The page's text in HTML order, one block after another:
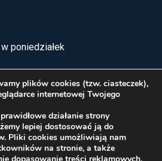
poniedziałek
plików cookies (tzw. ciasteczek),
internetowej Twojego
działanie strony
lepiej dostosować ją do
Pliki cookies umożliwiają nam
na stronie, a także